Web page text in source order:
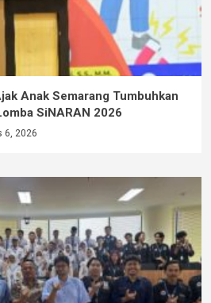
Anak Semarang Tumbuhkan
SiNARAN 2026
6, 2026